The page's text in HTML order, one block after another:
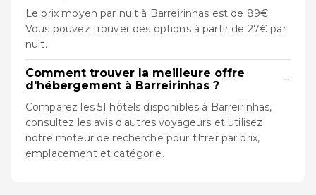
Le prix moyen par nuit à Barreirinhas est de 89€.
Vous pouvez trouver des options à partir de 27€ par
nuit.
Comment trouver la meilleure offre
d'hébergement à Barreirinhas ?
−
Comparez les 51 hôtels disponibles à Barreirinhas,
consultez les avis d'autres voyageurs et utilisez
notre moteur de recherche pour filtrer par prix,
emplacement et catégorie.